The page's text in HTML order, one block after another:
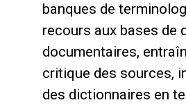
banques de
recours aux bases de
documentaires,
critique des sources,
des dictionnaires en